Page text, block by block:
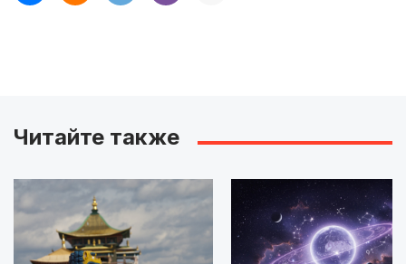
Читайте также